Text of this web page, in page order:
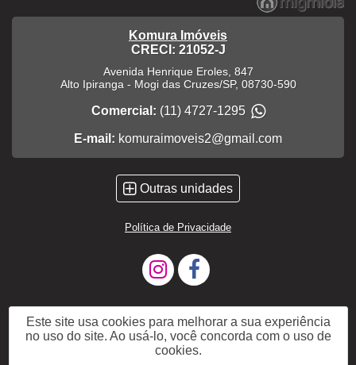
Komura Imóveis
CRECI: 21052-J
Avenida Henrique Eroles, 847
Alto Ipiranga - Mogi das Cruzes/SP, 08730-590
Comercial: (11) 4727-1295
E-mail: komuraimoveis2@gmail.com
Outras unidades
Política de Privacidade
Este site usa cookies para melhorar a sua experiência
no uso do site. Ao usá-lo, você concorda com o uso de
cookies.